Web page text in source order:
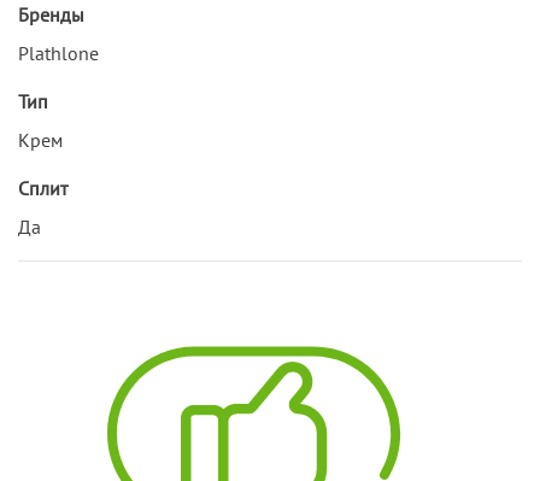
Бренды
Plathlone
Тип
Крем
Сплит
Да